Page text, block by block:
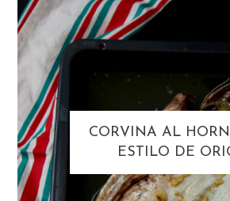
CORVINA AL
ESTILO DE